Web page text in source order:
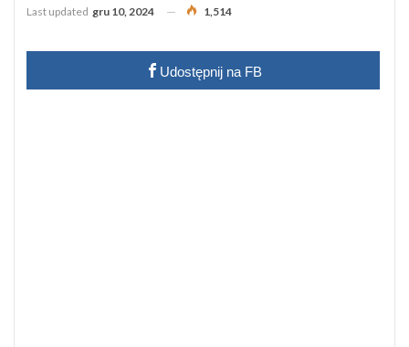
Last updated gru 10, 2024 1,514
Udostępnij na FB